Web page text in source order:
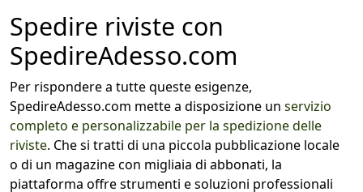
Spedire riviste con
SpedireAdesso.com
Per rispondere a tutte queste esigenze,
SpedireAdesso.com mette a disposizione un servizio
completo e personalizzabile per la spedizione delle
riviste. Che si tratti di una piccola pubblicazione locale
o di un magazine con migliaia di abbonati, la
piattaforma offre strumenti e soluzioni professionali